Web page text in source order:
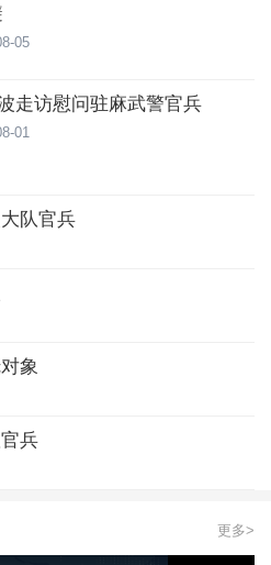
05
走访慰问驻麻武警官兵
01
队官兵
象
兵
更多>